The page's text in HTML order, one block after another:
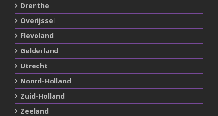
Drenthe
Overijssel
Flevoland
Gelderland
Utrecht
Noord-Holland
Zuid-Holland
Zeeland